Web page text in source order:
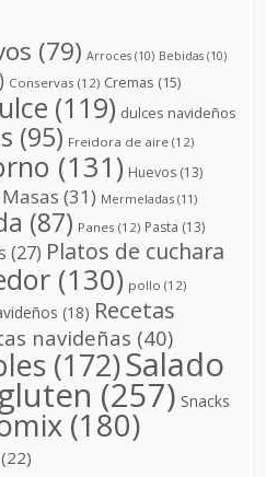
(79) Arroces (10) Bebidas (10)
Conservas (12) Cremas (15)
(119) dulces navideños
(95) Freidora de aire (12)
(131) Huevos (13)
Masas (31) Mermeladas (11)
(87) Panes (12) Pasta (13)
(27) Platos de cuchara
(130) pollo (12)
(18) Recetas
navideñas (40)
(172)Salado
(257) Snacks
(180)
(22)